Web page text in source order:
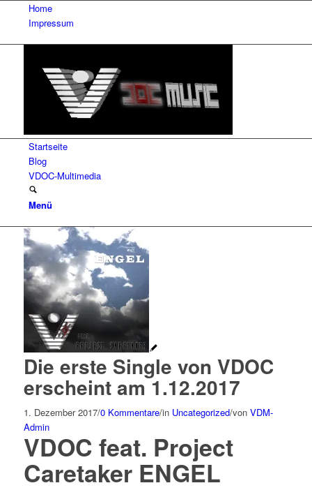
Home
Impressum
Startseite
Blog
VDOC-Multimedia
Menü
Die erste Single von VDOC
erscheint am 1.12.2017
1. Dezember 2017/0 Kommentare/in Uncategorized/von VDM-
Admin
VDOC feat. Project
Caretaker ENGEL